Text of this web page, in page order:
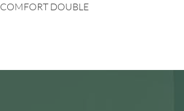
COMFORT DOUBLE